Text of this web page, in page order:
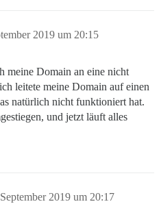
2019 um 20:15
meine Domain an eine nicht
leitete meine Domain auf einen
natürlich nicht funktioniert hat.
und jetzt läuft alles
2019 um 20:17